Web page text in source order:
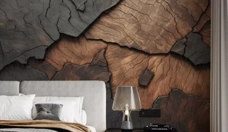
Доступни материјали
Стандард
4472 .422683.45RSD/m²
Премиум
5525.003315.00RSD
Премиум